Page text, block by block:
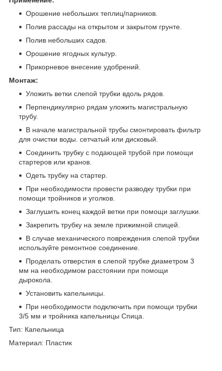
Орошение небольших теплиц/парников.
Полив рассады на открытом и закрытом грунте.
Полив небольших садов.
Орошение ягодных культур.
Прикорневое внесение удобрений.
Монтаж:
Уложить ветки слепой трубки вдоль рядов.
Перпендикулярно рядам уложить магистральную
трубу.
В начале магистральной трубы смонтировать фильтр
для очистки воды. сетчатый или дисковый.
Соединить трубку с подающей трубой при помощи
стартеров или кранов.
Одеть трубку на стартер.
При необходимости провести разводку трубки при
помощи тройников и уголков.
Заглушить конец каждой ветки при помощи заглушки.
Закрепить трубку на земле прижимной спицей.
В случае механического повреждения слепой трубки
используйте ремонтное соединение.
Проделать отверстия в слепой трубке диаметром 3
мм на необходимом расстоянии при помощи
дырокола.
Установить капельницы.
При необходимости подключить при помощи трубки
3/5 мм и тройника капельницы Спица.
Тип: Капельница
Материал: Пластик